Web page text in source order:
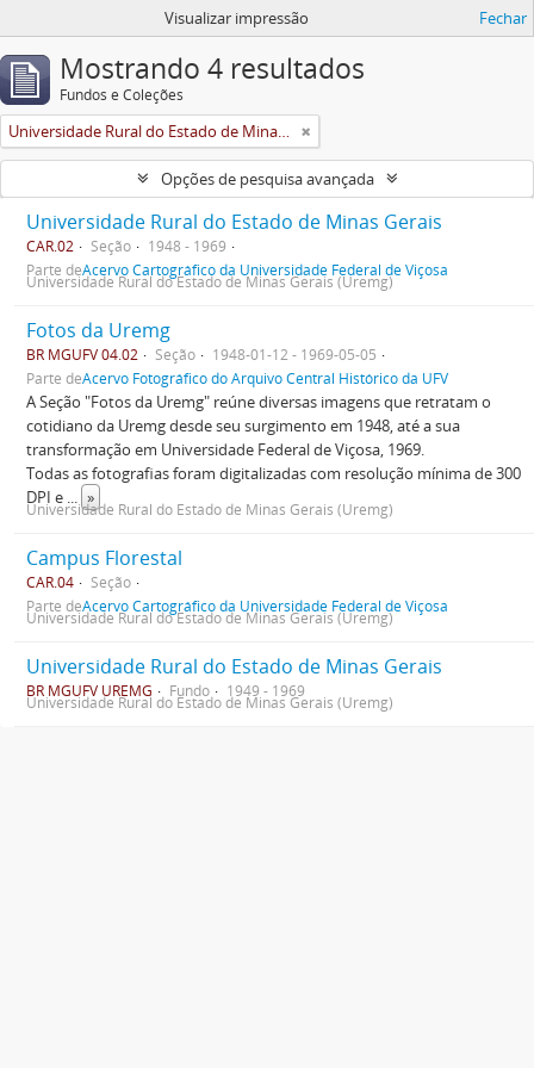
Visualizar impressão Fechar
Mostrando 4 resultados
Fundos e Coleções
Universidade Rural do Estado de Minas Gerais (Uremg)
Opções de pesquisa avançada
Universidade Rural do Estado de Minas Gerais
CAR.02 Seção
1948 - 1969
Parte deAcervo Cartográfico da Universidade Federal de Viçosa
Universidade Rural do Estado de Minas Gerais (Uremg)
Fotos da Uremg
BR MGUFV 04.02 Seção
1948-01-12 - 1969-05-05
Parte deAcervo Fotográfico do Arquivo Central Histórico da UFV
A Seção "Fotos da Uremg" reúne diversas imagens que retratam o
cotidiano da Uremg desde seu surgimento em 1948, até a sua
transformação em Universidade Federal de Viçosa, 1969.
Todas as fotografias foram digitalizadas com resolução mínima de 300
DPI e ... »
Universidade Rural do Estado de Minas Gerais (Uremg)
Campus Florestal
CAR.04
Seção
Parte deAcervo Cartográfico da Universidade Federal de Viçosa
Universidade Rural do Estado de Minas Gerais (Uremg)
Universidade Rural do Estado de Minas Gerais
BR MGUFV UREMG Fundo 1949 - 1969
Universidade Rural do Estado de Minas Gerais (Uremg)